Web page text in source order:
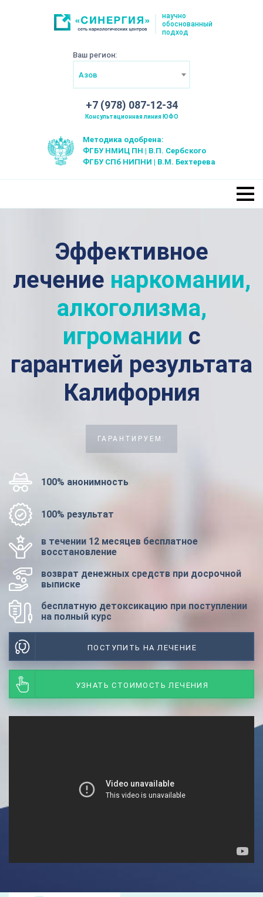
научно
обоснованный
подход
Ваш регион:
Азов
+7 (978) 087-12-34
Консультационная линия ЮФО
Методика одобрена:
ФГБУ НМИЦ ПН | В.П. Сербского
ФГБУ СПб НИПНИ | В.М. Бехтерева
Эффективное
лечение наркомании,
алкоголизма,
игромании с
гарантией результата
Калифорния
ГАРАНТИРУЕМ:
100% анонимность
100% результат
в течении 12 месяцев бесплатное
восстановление
возврат денежных средств при досрочной
выписке
бесплатную детоксикацию при поступлении
на полный курс
ПОСТУПИТЬ НА ЛЕЧЕНИЕ
УЗНАТЬ СТОИМОСТЬ ЛЕЧЕНИЯ